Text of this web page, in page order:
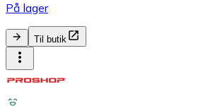
På lager
Til butik